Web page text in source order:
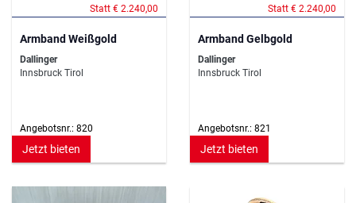
Statt € 2.240,00
Armband Weißgold
Dallinger
Innsbruck Tirol
Angebotsnr.: 820
Jetzt bieten
Statt € 2.240,00
Armband Gelbgold
Dallinger
Innsbruck Tirol
Angebotsnr.: 821
Jetzt bieten